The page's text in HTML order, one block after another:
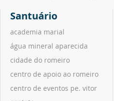
Santuário
academia marial
água mineral aparecida
cidade do romeiro
centro de apoio ao romeiro
centro de eventos pe. vitor